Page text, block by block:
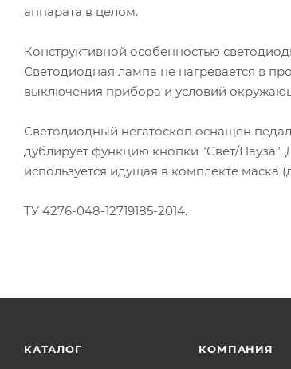
аппарата в целом.
Конструктивной особенностью
Светодиодная лампа не нагревается в
выключения прибора и условий
Светодиодный негатоскоп оснащен
дублирует функцию кнопки "Свет/Пауза".
используется идущая в комплекте маска
ТУ 4276-048-12719185-2014.
КАТАЛОГ КОМПАНИЯ